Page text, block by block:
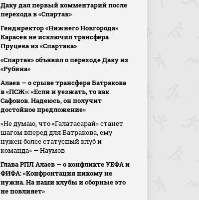
Даку дал первый комментарий после
перехода в «Спартак»
Гендиректор «Нижнего Новгорода»
Карасев не исключил трансфера
Пруцева из «Спартака»
«Спартак» объявил о переходе Даку из
«Рубина»
Алаев — о срыве трансфера Батракова
в «ПСЖ»: «Если и уезжать, то как
Сафонов. Надеюсь, он получит
достойное предложение»
«Не думаю, что «Галатасарай» станет
шагом вперед для Батракова, ему
нужен более статусный клуб и
команда» — Наумов
Глава РПЛ Алаев — о конфликте УЕФА и
ФИФА: «Конфронтация никому не
нужна. На наши клубы и сборные это
не повлияет»